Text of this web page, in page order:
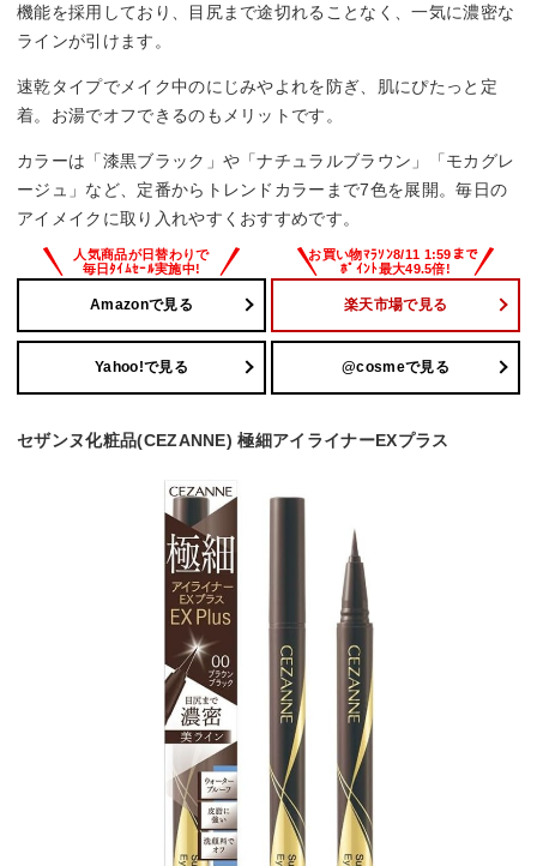
機能を採用しており、目尻まで途切れることなく、一気に濃密な
ラインが引けます。
速乾タイプでメイク中のにじみやよれを防ぎ、肌にぴたっと定
着。お湯でオフできるのもメリットです。
カラーは「漆黒ブラック」や「ナチュラルブラウン」「モカグレ
ージュ」など、定番からトレンドカラーまで7色を展開。毎日の
アイメイクに取り入れやすくおすすめです。
Amazonで見る 楽天市場で見る
Yahoo!で見る @cosmeで見る
セザンヌ化粧品(CEZANNE) 極細アイライナーEXプラス